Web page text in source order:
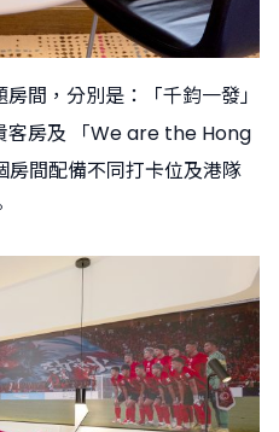
間，分別是：「千鈞一發」
客房及 「We are the Hong
間配備不同打卡位及港隊